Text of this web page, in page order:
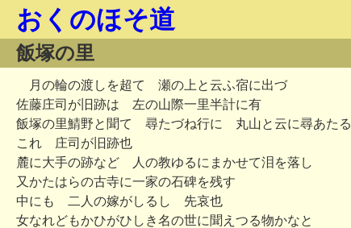
おくのほそ道
飯塚の里
月の輪の渡しを超て 瀬の上と云ふ宿に出づ
佐藤庄司が旧跡は 左の山際一里半計に有
飯塚の里鯖野と聞て 尋たづね行に 丸山と云に尋あたる
これ 庄司が旧跡也
麓に大手の跡など 人の教ゆるにまかせて泪を落し
又かたはらの古寺に一家の石碑を残す
中にも 二人の嫁がしるし 先哀也
女なれどもかひがひしき名の世に聞えつる物かなと